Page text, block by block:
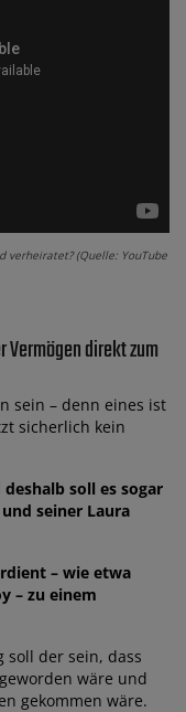
verheiratet? (Quelle: YouTube
Vermögen direkt zum
sein – denn eines ist
sicherlich kein
soll es sogar
seiner Laura
– wie etwa
– zu einem
soll der sein, dass
wäre und
gekommen wäre.